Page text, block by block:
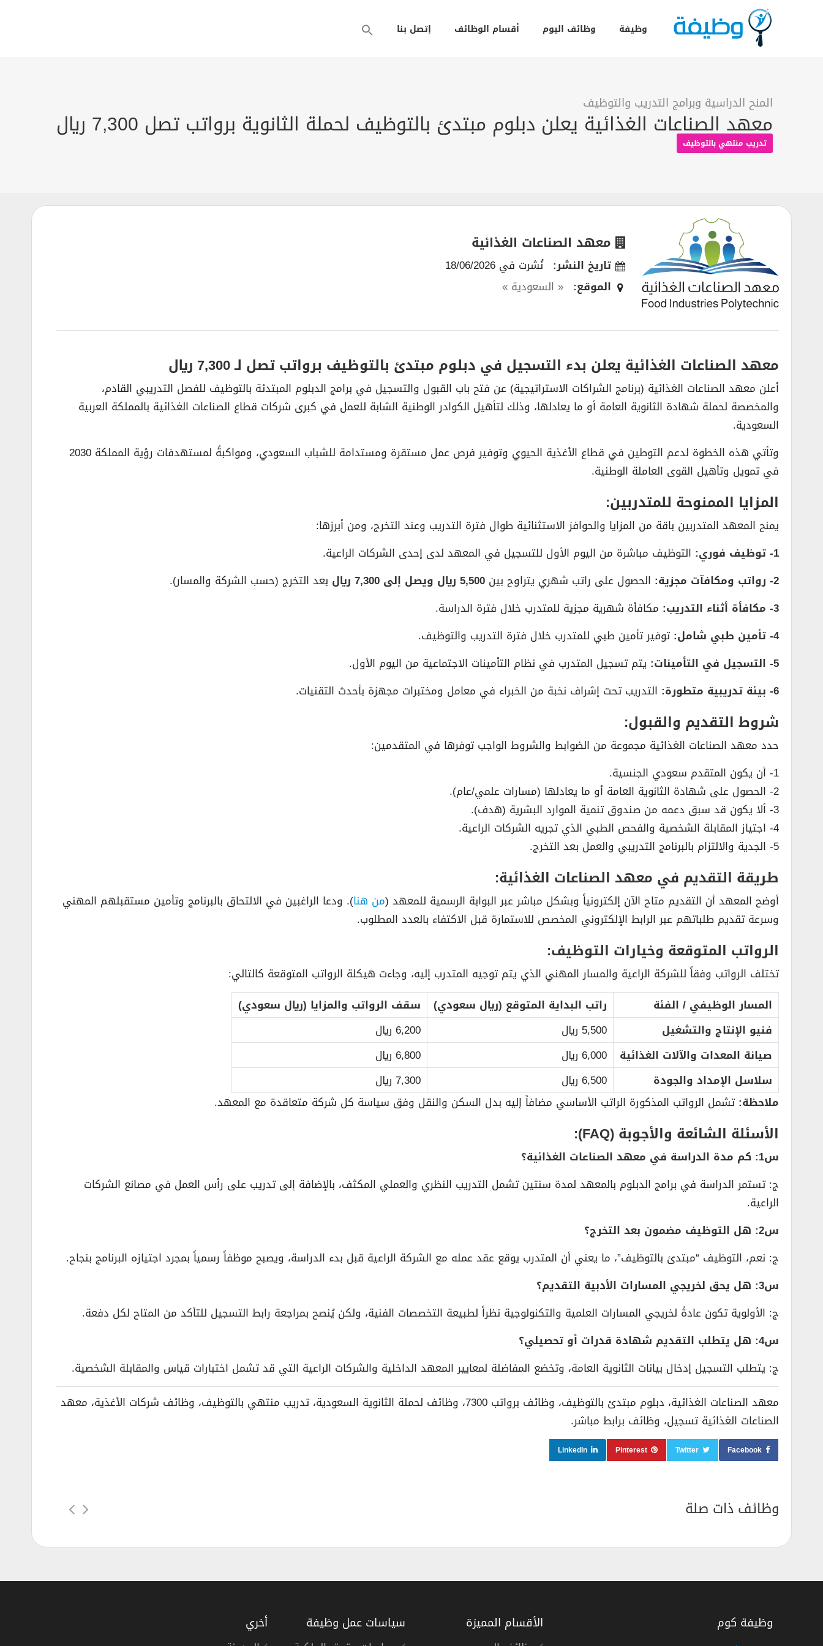
وظيفة وظائف اليوم أقسام الوظائف إتصل بنا
المنح الدراسية وبرامج التدريب والتوظيف
معهد الصناعات الغذائية يعلن دبلوم مبتدئ بالتوظيف لحملة الثانوية برواتب تصل 7,300 ريال
تدريب منتهي بالتوظيف
معهد الصناعات الغذائية
تاريخ النشر: نُشرت في 18/06/2026
الموقع: « السعودية »
معهد الصناعات الغذائية يعلن بدء التسجيل في دبلوم مبتدئ بالتوظيف برواتب تصل لـ 7,300 ريال
أعلن معهد الصناعات الغذائية (برنامج الشراكات الاستراتيجية) عن فتح باب القبول والتسجيل في برامج الدبلوم المبتدئة بالتوظيف للفصل التدريبي القادم،
والمخصصة لحملة شهادة الثانوية العامة أو ما يعادلها، وذلك لتأهيل الكوادر الوطنية الشابة للعمل في كبرى شركات قطاع الصناعات الغذائية بالمملكة العربية
السعودية.
وتأتي هذه الخطوة لدعم التوطين في قطاع الأغذية الحيوي وتوفير فرص عمل مستقرة ومستدامة للشباب السعودي، ومواكبةً لمستهدفات رؤية المملكة 2030
في تمويل وتأهيل القوى العاملة الوطنية.
المزايا الممنوحة للمتدربين:
يمنح المعهد المتدربين باقة من المزايا والحوافز الاستثنائية طوال فترة التدريب وعند التخرج، ومن أبرزها:
1- توظيف فوري:
التوظيف مباشرة من اليوم الأول للتسجيل في المعهد لدى إحدى الشركات الراعية.
2- رواتب ومكافآت مجزية:
الحصول على راتب شهري يتراوح بين 5,500 ريال ويصل إلى 7,300 ريال
بعد التخرج (حسب الشركة والمسار).
3- مكافأة أثناء التدريب:
مكافأة شهرية مجزية للمتدرب خلال فترة الدراسة.
4- تأمين طبي شامل:
توفير تأمين طبي للمتدرب خلال فترة التدريب والتوظيف.
5- التسجيل في التأمينات:
يتم تسجيل المتدرب في نظام التأمينات الاجتماعية من اليوم الأول.
6- بيئة تدريبية متطورة:
التدريب تحت إشراف نخبة من الخبراء في معامل ومختبرات مجهزة بأحدث التقنيات.
شروط التقديم والقبول:
حدد معهد الصناعات الغذائية مجموعة من الضوابط والشروط الواجب توفرها في المتقدمين:
1- أن يكون المتقدم سعودي الجنسية.
2- الحصول على شهادة الثانوية العامة أو ما يعادلها (مسارات علمي/عام).
3- ألا يكون قد سبق دعمه من صندوق تنمية الموارد البشرية (هدف).
4- اجتياز المقابلة الشخصية والفحص الطبي الذي تجريه الشركات الراعية.
5- الجدية والالتزام بالبرنامج التدريبي والعمل بعد التخرج.
طريقة التقديم في معهد الصناعات الغذائية:
أوضح المعهد أن التقديم متاح الآن إلكترونياً وبشكل مباشر عبر البوابة الرسمية للمعهد (من هنا). ودعا الراغبين في الالتحاق بالبرنامج وتأمين مستقبلهم المهني
وسرعة تقديم طلباتهم عبر الرابط الإلكتروني المخصص للاستمارة قبل الاكتفاء بالعدد المطلوب.
الرواتب المتوقعة وخيارات التوظيف:
تختلف الرواتب وفقاً للشركة الراعية والمسار المهني الذي يتم توجيه المتدرب إليه، وجاءت هيكلة الرواتب المتوقعة كالتالي:
المسار الوظيفي / الفئة
راتب البداية المتوقع (ريال سعودي)
سقف الرواتب والمزايا (ريال سعودي)
فنيو الإنتاج والتشغيل
5,500 ريال
6,200 ريال
صيانة المعدات والآلات الغذائية
6,000 ريال
6,800 ريال
سلاسل الإمداد والجودة
6,500 ريال
7,300 ريال
ملاحظة: تشمل الرواتب المذكورة الراتب الأساسي مضافاً إليه بدل السكن والنقل وفق سياسة كل شركة متعاقدة مع المعهد.
الأسئلة الشائعة والأجوبة (FAQ):
س1: كم مدة الدراسة في معهد الصناعات الغذائية؟
ج: تستمر الدراسة في برامج الدبلوم بالمعهد لمدة سنتين تشمل التدريب النظري والعملي المكثف، بالإضافة إلى تدريب على رأس العمل في مصانع الشركات
الراعية.
س2: هل التوظيف مضمون بعد التخرج؟
ج: نعم، التوظيف “مبتدئ بالتوظيف”، ما يعني أن المتدرب يوقع عقد عمله مع الشركة الراعية قبل بدء الدراسة، ويصبح موظفاً رسمياً بمجرد اجتيازه البرنامج بنجاح.
س3: هل يحق لخريجي المسارات الأدبية التقديم؟
ج: الأولوية تكون عادةً لخريجي المسارات العلمية والتكنولوجية نظراً لطبيعة التخصصات الفنية، ولكن يُنصح بمراجعة رابط التسجيل للتأكد من المتاح لكل دفعة.
س4: هل يتطلب التقديم شهادة قدرات أو تحصيلي؟
ج: يتطلب التسجيل إدخال بيانات الثانوية العامة، وتخضع المفاضلة لمعايير المعهد الداخلية والشركات الراعية التي قد تشمل اختبارات قياس والمقابلة الشخصية.
معهد الصناعات الغذائية، دبلوم مبتدئ بالتوظيف، وظائف برواتب 7300، وظائف لحملة الثانوية السعودية، تدريب منتهي بالتوظيف، وظائف شركات الأغذية، معهد
الصناعات الغذائية تسجيل، وظائف برابط مباشر.
Facebook
Twitter
Pinterest
LinkedIn
وظائف ذات صلة
وظيفة كوم الأقسام المميزة سياسات عمل وظيفة أخري